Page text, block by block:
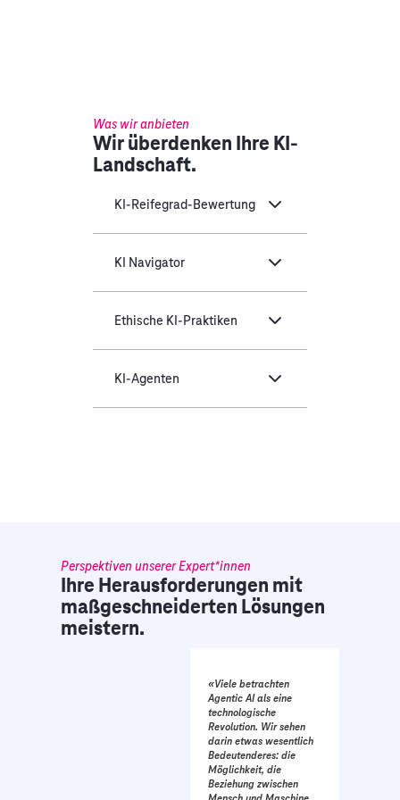
Was wir anbieten
Wir überdenken Ihre KI-
Landschaft.
KI-Reifegrad-Bewertung
KI Navigator
Ethische KI-Praktiken
KI-Agenten
Perspektiven unserer Expert*innen
Ihre Herausforderungen mit
maßgeschneiderten Lösungen
meistern.
«Viele betrachten
Agentic AI als eine
technologische
Revolution. Wir sehen
darin etwas wesentlich
Bedeutenderes: die
Möglichkeit, die
Beziehung zwischen